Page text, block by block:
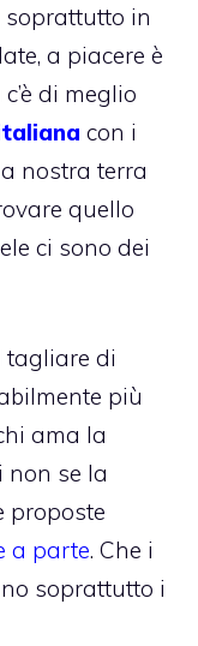
soprattutto in
a piacere è
di meglio
con i
nostra terra
quello
ci sono dei
tagliare di
più
ama la
non se la
proposte
a parte. Che i
soprattutto i